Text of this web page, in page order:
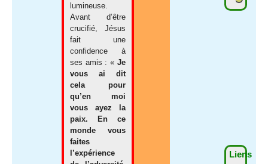
lumineuse.
Avant d’être
crucifié, Jésus
fait une
confidence à
ses amis : « Je
vous ai dit
cela pour
qu’en moi
vous ayez la
paix. En ce
monde vous
faites
l’expérience
Liens